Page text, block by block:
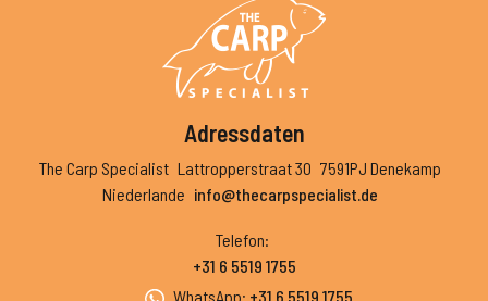
Adressdaten
The Carp Specialist Lattropperstraat 30 7591PJ Denekamp
Niederlande info@thecarpspecialist.de
Telefon:
+31 6 5519 1755
WhatsApp: +31 6 5519 1755